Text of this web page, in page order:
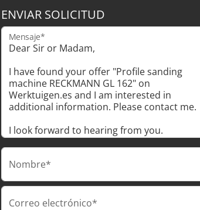
ENVIAR SOLICITUD
Mensaje*
Nombre*
Correo electrónico*